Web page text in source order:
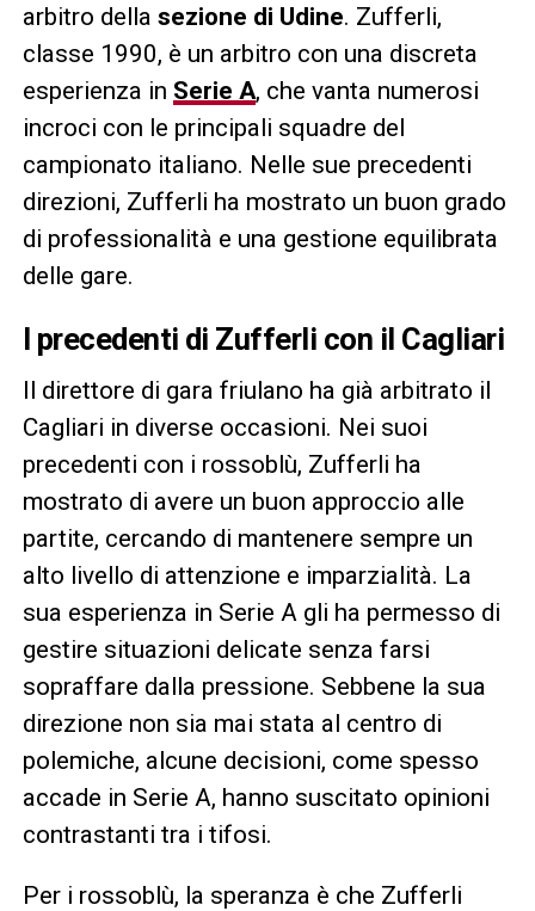
arbitro della sezione di Udine. Zufferli,
classe 1990, è un arbitro con una discreta
esperienza in Serie A, che vanta numerosi
incroci con le principali squadre del
campionato italiano. Nelle sue precedenti
direzioni, Zufferli ha mostrato un buon grado
di professionalità e una gestione equilibrata
delle gare.
I precedenti di Zufferli con il Cagliari
Il direttore di gara friulano ha già arbitrato il
Cagliari in diverse occasioni. Nei suoi
precedenti con i rossoblù, Zufferli ha
mostrato di avere un buon approccio alle
partite, cercando di mantenere sempre un
alto livello di attenzione e imparzialità. La
sua esperienza in Serie A gli ha permesso di
gestire situazioni delicate senza farsi
sopraffare dalla pressione. Sebbene la sua
direzione non sia mai stata al centro di
polemiche, alcune decisioni, come spesso
accade in Serie A, hanno suscitato opinioni
contrastanti tra i tifosi.
Per i rossoblù, la speranza è che Zufferli